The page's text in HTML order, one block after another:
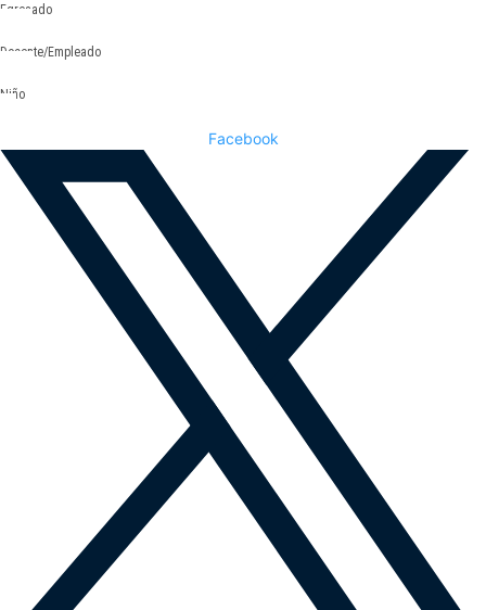
Egresado
Docente/Empleado
Niño
Facebook